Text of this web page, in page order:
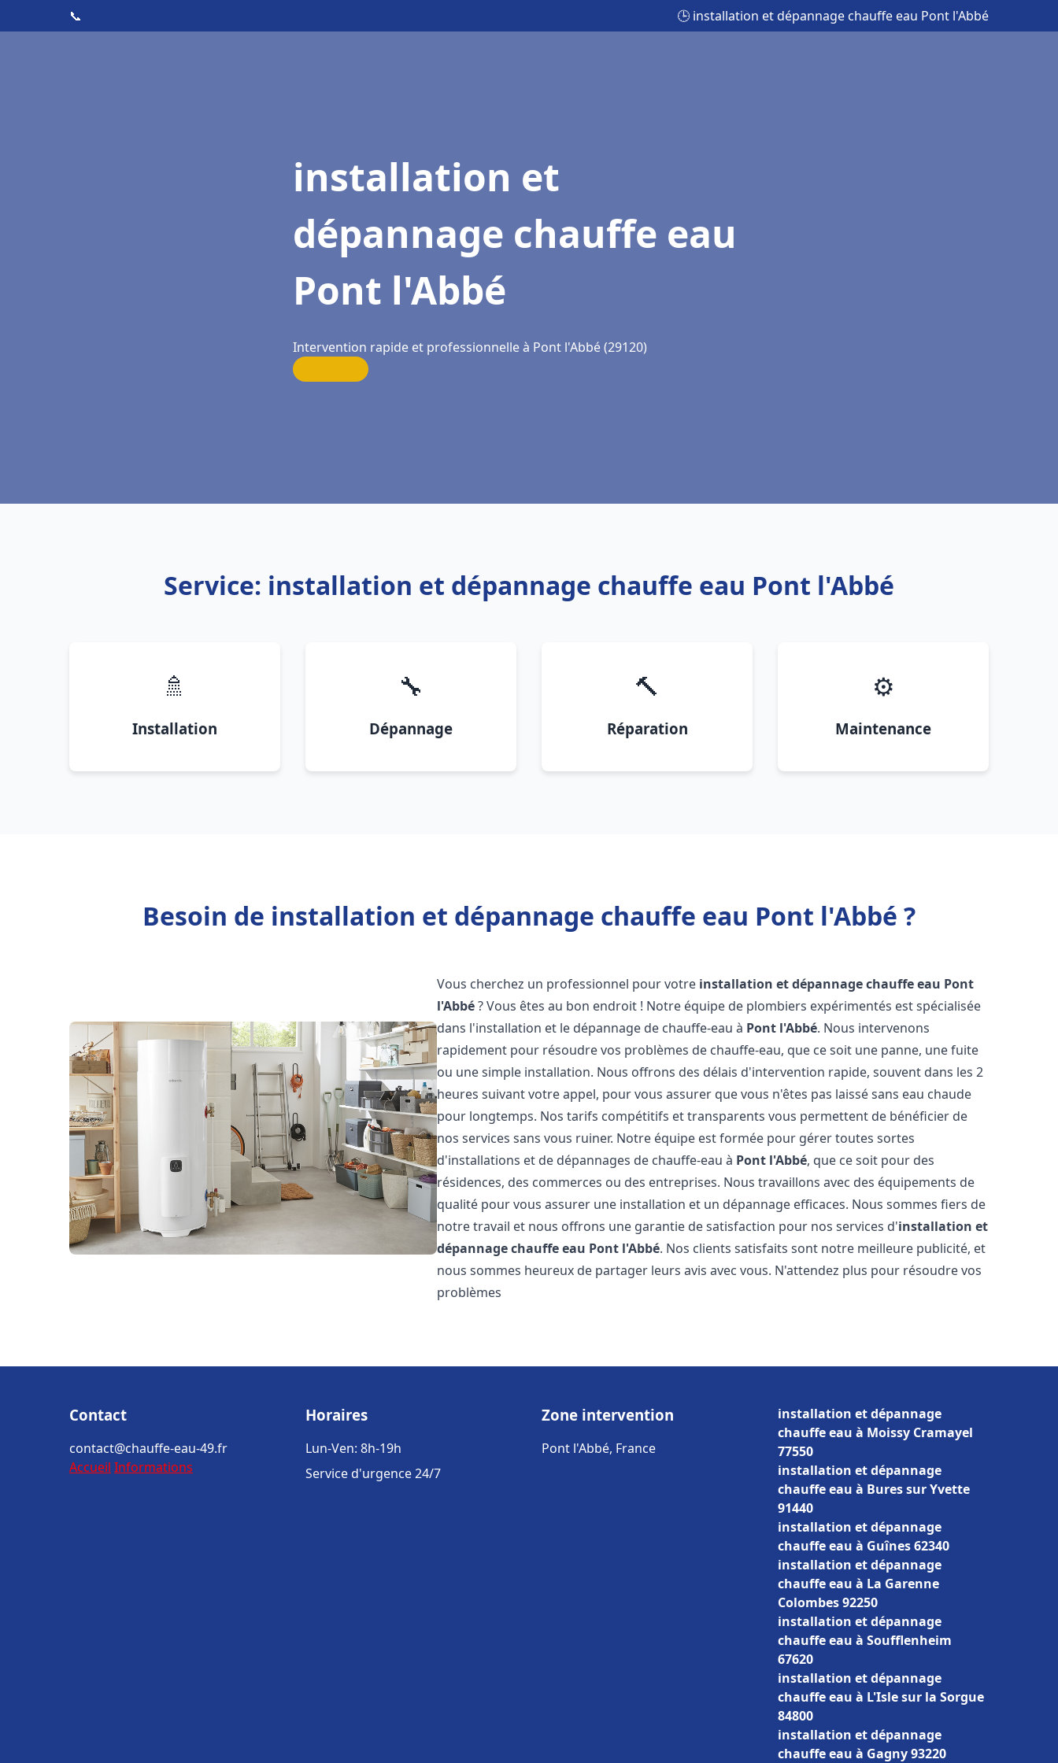
📞 🕒 installation et dépannage chauffe eau Pont l'Abbé
installation et
dépannage chauffe eau
Pont l'Abbé
Intervention rapide et professionnelle à Pont l'Abbé (29120)
Service: installation et dépannage chauffe eau Pont l'Abbé
🚿
Installation
🔧
Dépannage
🔨
Réparation
⚙️
Maintenance
Besoin de installation et dépannage chauffe eau Pont l'Abbé ?
Vous cherchez un professionnel pour votre installation et dépannage chauffe eau Pont
l'Abbé? Vous êtes au bon endroit ! Notre équipe de plombiers expérimentés est spécialisée
dans l'installation et le dépannage de chauffe-eau à Pont l'Abbé. Nous intervenons
rapidement pour résoudre vos problèmes de chauffe-eau, que ce soit une panne, une fuite
ou une simple installation. Nous offrons des délais d'intervention rapide, souvent dans les 2
heures suivant votre appel, pour vous assurer que vous n'êtes pas laissé sans eau chaude
pour longtemps. Nos tarifs compétitifs et transparents vous permettent de bénéficier de
nos services sans vous ruiner. Notre équipe est formée pour gérer toutes sortes
d'installations et de dépannages de chauffe-eau à Pont l'Abbé, que ce soit pour des
résidences, des commerces ou des entreprises. Nous travaillons avec des équipements de
qualité pour vous assurer une installation et un dépannage efficaces. Nous sommes fiers de
notre travail et nous offrons une garantie de satisfaction pour nos services d'installation et
dépannage chauffe eau Pont l'Abbé. Nos clients satisfaits sont notre meilleure publicité, et
nous sommes heureux de partager leurs avis avec vous. N'attendez plus pour résoudre vos
problèmes
Contact
contact@chauffe-eau-49.fr
Accueil Informations
Horaires
Lun-Ven: 8h-19h
Service d'urgence 24/7
Zone intervention
Pont l'Abbé, France
installation et dépannage
chauffe eau à Moissy Cramayel
77550
installation et dépannage
chauffe eau à Bures sur Yvette
91440
installation et dépannage
chauffe eau à Guînes 62340
installation et dépannage
chauffe eau à La Garenne
Colombes 92250
installation et dépannage
chauffe eau à Soufflenheim
67620
installation et dépannage
chauffe eau à L'Isle sur la Sorgue
84800
installation et dépannage
chauffe eau à Gagny 93220